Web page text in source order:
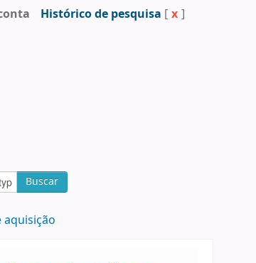
Histórico de pesquisa [ x ]
Buscar
aquisição